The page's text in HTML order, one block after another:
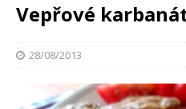
Vepřové
28/08/2013